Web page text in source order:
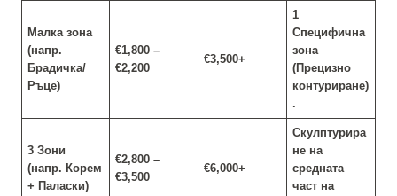
Малка зона
(напр.
Брадичка/
Ръце)
€1,800 –
€2,200
€3,500+
1
Специфична
зона
(Прецизно
контуриране)
.
3 Зони
(напр. Корем
+ Паласки)
€2,800 –
€3,500
€6,000+
Скулптурира
не на
средната
част на